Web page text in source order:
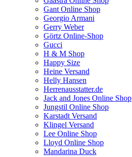
Gant Online Shop
Georgio Armani
Gerry Weber
Görtz Online-Shop
Gucci
H & M Shop
Happy Size
Heine Versand
Helly Hansen
Herrenausstatter.de
Jack and Jones Online Shop
Jungstil Online Shop
Karstadt Versand
Klingel Versand
Lee Online Shop
Lloyd Online Shop
Mandarina Duck